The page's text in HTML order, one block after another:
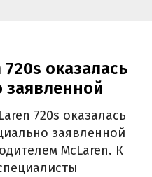
оказалась
720s оказалась
заявленной
McLaren. К